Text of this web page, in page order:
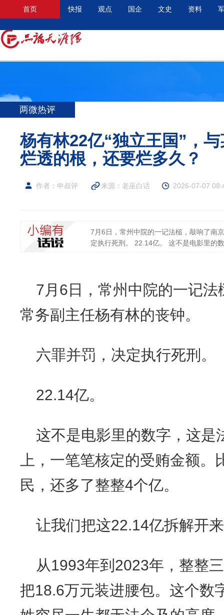
首页 快报 观点 国企 文史 资料
两微热评
杨有林22亿“独立王国”，
烂透的根，还要烂多久？
作者：申叔评 来源： 老巫白话 2026-07-07
7月6日，常州中院的一记法槌，敲响了南
定执行死刑。 22.14亿。 这不是电影里的
7月6日，常州中院的一记
常务副主任杨有林的丧钟。
六罪并罚，决定执行死刑。
22.14亿。
这不是电影里的数字，这是
上，一笔笔核定的受贿金额
民，还多了整整4个亿。
让我们把这22.14亿拆解开
从1993年到2023年，整整
把18.6万元装进腰包。这个数